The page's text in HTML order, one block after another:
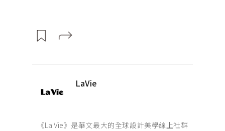
LaVie
《La Vie》是華文最大的全球設計美學線上社群